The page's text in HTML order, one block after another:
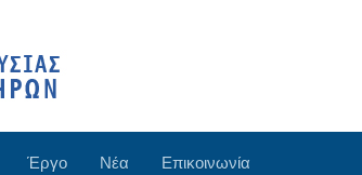
Έργο Νέα Επικοινωνία